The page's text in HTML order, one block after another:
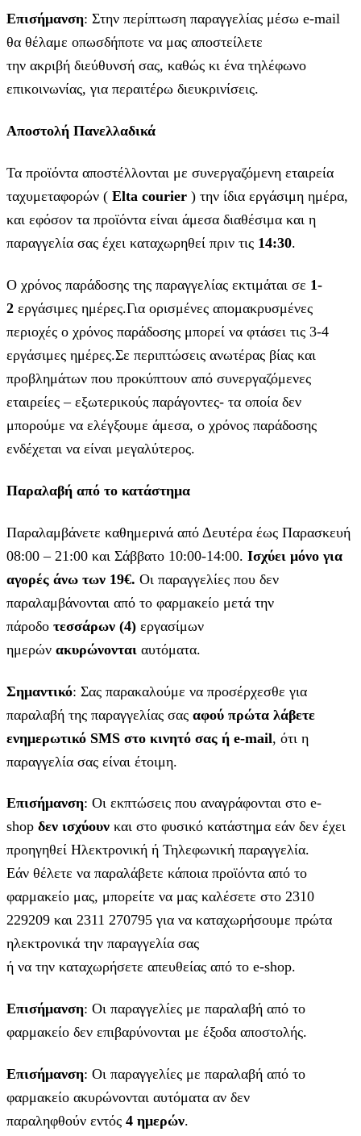
Επισήμανση: Στην περίπτωση παραγγελίας μέσω e-mail
θα θέλαμε οπωσδήποτε να μας αποστείλετε
την ακριβή διεύθυνσή σας, καθώς κι ένα τηλέφωνο
επικοινωνίας, για περαιτέρω διευκρινίσεις.
Αποστολή Πανελλαδικά
Τα προϊόντα αποστέλλονται με συνεργαζόμενη εταιρεία
ταχυμεταφορών ( Elta courier ) την ίδια εργάσιμη ημέρα,
και εφόσον τα προϊόντα είναι άμεσα διαθέσιμα και η
παραγγελία σας έχει καταχωρηθεί πριν τις 14:30.
Ο χρόνος παράδοσης της παραγγελίας εκτιμάται σε 1-
2 εργάσιμες ημέρες.Για ορισμένες απομακρυσμένες
περιοχές ο χρόνος παράδοσης μπορεί να φτάσει τις 3-4
εργάσιμες ημέρες.Σε περιπτώσεις ανωτέρας βίας και
προβλημάτων που προκύπτουν από συνεργαζόμενες
εταιρείες – εξωτερικούς παράγοντες- τα οποία δεν
μπορούμε να ελέγξουμε άμεσα, ο χρόνος παράδοσης
ενδέχεται να είναι μεγαλύτερος.
Παραλαβή από το κατάστημα
Παραλαμβάνετε καθημερινά από Δευτέρα έως Παρασκευή
08:00 – 21:00 και Σάββατο 10:00-14:00. Ισχύει μόνο για
αγορές άνω των 19€. Οι παραγγελίες που δεν
παραλαμβάνονται από το φαρμακείο μετά την
πάροδο τεσσάρων (4) εργασίμων
ημερών ακυρώνονται αυτόματα.
Σημαντικό: Σας παρακαλούμε να προσέρχεσθε για
παραλαβή της παραγγελίας σας αφού πρώτα λάβετε
ενημερωτικό SMS στο κινητό σας ή e-mail, ότι η
παραγγελία σας είναι έτοιμη.
Επισήμανση: Οι εκπτώσεις που αναγράφονται στο e-
shop δεν ισχύουν και στο φυσικό κατάστημα εάν δεν έχει
προηγηθεί Ηλεκτρονική ή Τηλεφωνική παραγγελία.
Εάν θέλετε να παραλάβετε κάποια προϊόντα από το
φαρμακείο μας, μπορείτε να μας καλέσετε στο 2310
229209 και 2311 270795 για να καταχωρήσουμε πρώτα
ηλεκτρονικά την παραγγελία σας
ή να την καταχωρήσετε απευθείας από το e-shop.
Επισήμανση: Οι παραγγελίες με παραλαβή από το
φαρμακείο δεν επιβαρύνονται με έξοδα αποστολής.
Επισήμανση: Οι παραγγελίες με παραλαβή από το
φαρμακείο ακυρώνονται αυτόματα αν δεν
παραληφθούν εντός 4 ημερών.